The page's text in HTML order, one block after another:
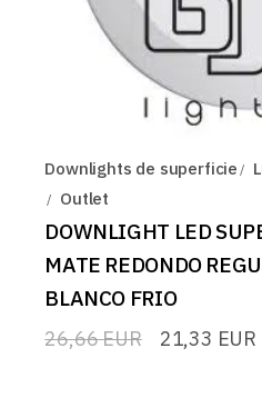
Downlights de superficie
Outlet
DOWNLIGHT LED
MATE REDONDO
BLANCO FRIO
26,66EUR
El 21,33 EUR
El